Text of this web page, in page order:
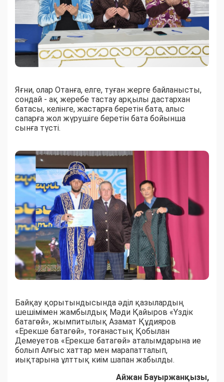
Яғни, олар Отанға, елге, туған жерге байланысты,
сондай - ақ жеребе тастау арқылы дастархан
батасы, келінге, жастарға беретін бата, алыс
сапарға жол жүрушіге беретін бата бойынша
сынға түсті.
Байқау қорытындысында әділ қазылардың
шешімімен жамбылдық Мәди Қайыров «Үздік
батагөй», жымпитылық Азамат Құдияров
«Ерекше батагөй», тоғанастық Қобылан
Демеуетов «Ерекше батагөй» аталымдарына ие
болып Алғыс хаттар мен марапатталып,
иықтарына ұлттық киім шапан жабылды.
Айжан Бауыржанқызы,